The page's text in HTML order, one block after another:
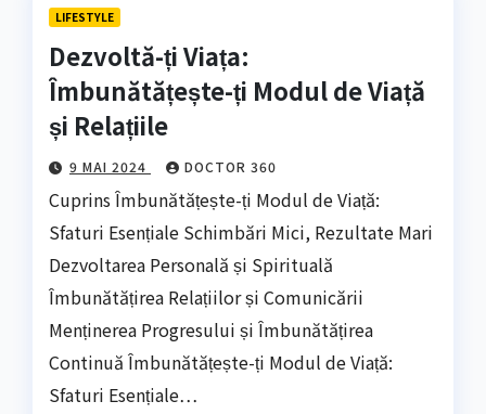
LIFESTYLE
Dezvoltă-ți Viața:
Îmbunătățește-ți Modul de Viață
și Relațiile
9 MAI 2024 DOCTOR 360
Cuprins Îmbunătățește-ți Modul de Viață:
Sfaturi Esențiale Schimbări Mici, Rezultate Mari
Dezvoltarea Personală și Spirituală
Îmbunătățirea Relațiilor și Comunicării
Menținerea Progresului și Îmbunătățirea
Continuă Îmbunătățește-ți Modul de Viață:
Sfaturi Esențiale…